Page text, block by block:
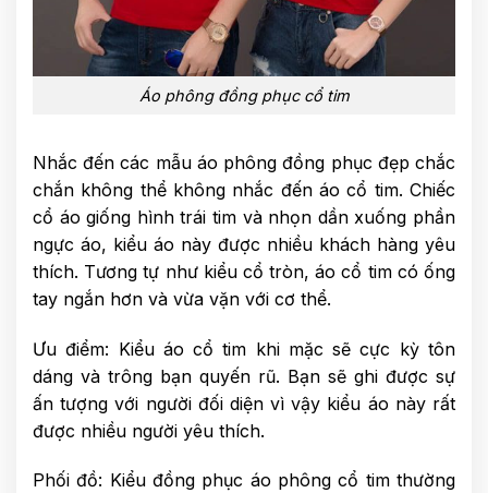
Áo phông đồng phục cổ tim
Nhắc đến các mẫu áo phông đồng phục đẹp chắc
chắn không thể không nhắc đến áo cổ tim. Chiếc
cổ áo giống hình trái tim và nhọn dần xuống phần
ngực áo, kiểu áo này được nhiều khách hàng yêu
thích. Tương tự như kiểu cổ tròn, áo cổ tim có ống
tay ngắn hơn và vừa vặn với cơ thể.
Ưu điểm: Kiểu áo cổ tim khi mặc sẽ cực kỳ tôn
dáng và trông bạn quyến rũ. Bạn sẽ ghi được sự
ấn tượng với người đối diện vì vậy kiểu áo này rất
được nhiều người yêu thích.
Phối đồ: Kiểu đồng phục áo phông cổ tim thường